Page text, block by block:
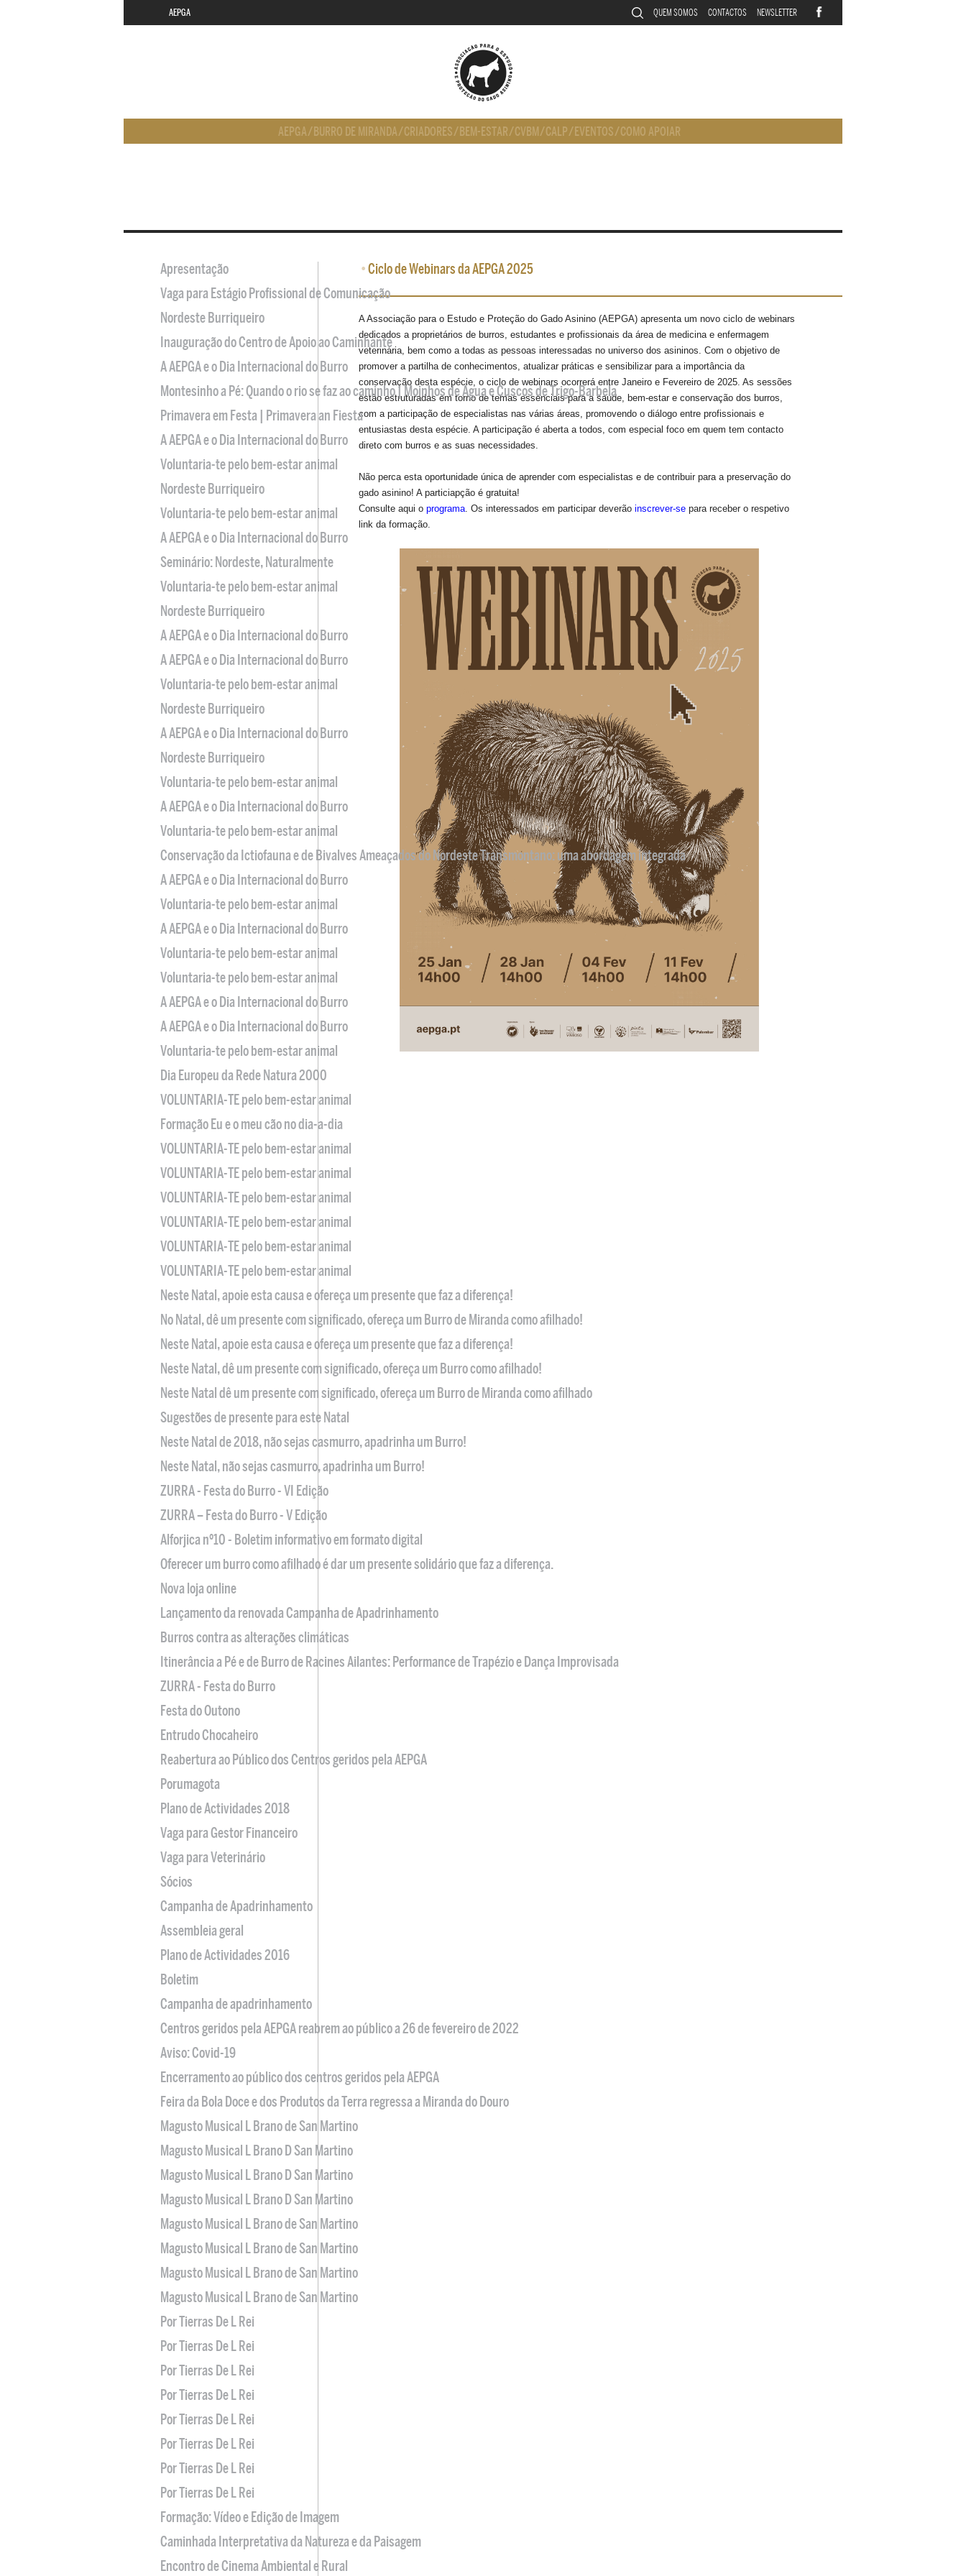
AEPGA QUEM SOMOS CONTACTOS NEWSLETTER
AEPGA/ BURRO DE MIRANDA/CRIADORES/ BEM-ESTAR/CVBM/CALP/ EVENTOS/COMO APOIAR
•Ciclo de Webinars da AEPGA 2025
A Associação para o Estudo e Proteção do Gado Asinino (AEPGA) apresenta um novo ciclo de webinars
dedicados a proprietários de burros, estudantes e profissionais da área de medicina e enfermagem
veterinária, bem como a todas as pessoas interessadas no universo dos asininos. Com o objetivo de
promover a partilha de conhecimentos, atualizar práticas e sensibilizar para a importância da
conservação desta espécie, o ciclo de webinars ocorrerá entre Janeiro e Fevereiro de 2025. As sessões
estão estruturadas em torno de temas essenciais para a saúde, bem-estar e conservação dos burros,
com a participação de especialistas nas várias áreas, promovendo o diálogo entre profissionais e
entusiastas desta espécie. A participação é aberta a todos, com especial foco em quem tem contacto
direto com burros e as suas necessidades.
Não perca esta oportunidade única de aprender com especialistas e de contribuir para a preservação do
gado asinino! A particiapção é gratuita!
Consulte aqui o programa. Os interessados em participar deverão inscrever-se para receber o respetivo
link da formação.
Apresentação
Vaga para Estágio Profissional de Comunicação
Nordeste Burriqueiro
Inauguração do Centro de Apoio ao Caminhante
A AEPGA e o Dia Internacional do Burro
Montesinho a Pé: Quando o rio se faz ao caminho | Moinhos de Água e Cuscos de Trigo-Barbela
Primavera em Festa | Primavera an Fiesta
A AEPGA e o Dia Internacional do Burro
Voluntaria-te pelo bem-estar animal
Nordeste Burriqueiro
Voluntaria-te pelo bem-estar animal
A AEPGA e o Dia Internacional do Burro
Seminário: Nordeste, Naturalmente
Voluntaria-te pelo bem-estar animal
Nordeste Burriqueiro
A AEPGA e o Dia Internacional do Burro
A AEPGA e o Dia Internacional do Burro
Voluntaria-te pelo bem-estar animal
Nordeste Burriqueiro
A AEPGA e o Dia Internacional do Burro
Nordeste Burriqueiro
Voluntaria-te pelo bem-estar animal
A AEPGA e o Dia Internacional do Burro
Voluntaria-te pelo bem-estar animal
Conservação da Ictiofauna e de Bivalves Ameaçados do Nordeste Transmontano: uma abordagem integrada
A AEPGA e o Dia Internacional do Burro
Voluntaria-te pelo bem-estar animal
A AEPGA e o Dia Internacional do Burro
Voluntaria-te pelo bem-estar animal
Voluntaria-te pelo bem-estar animal
A AEPGA e o Dia Internacional do Burro
A AEPGA e o Dia Internacional do Burro
Voluntaria-te pelo bem-estar animal
Dia Europeu da Rede Natura 2000
VOLUNTARIA-TE pelo bem-estar animal
Formação Eu e o meu cão no dia-a-dia
VOLUNTARIA-TE pelo bem-estar animal
VOLUNTARIA-TE pelo bem-estar animal
VOLUNTARIA-TE pelo bem-estar animal
VOLUNTARIA-TE pelo bem-estar animal
VOLUNTARIA-TE pelo bem-estar animal
VOLUNTARIA-TE pelo bem-estar animal
Neste Natal, apoie esta causa e ofereça um presente que faz a diferença!
No Natal, dê um presente com significado, ofereça um Burro de Miranda como afilhado!
Neste Natal, apoie esta causa e ofereça um presente que faz a diferença!
Neste Natal, dê um presente com significado, ofereça um Burro como afilhado!
Neste Natal dê um presente com significado, ofereça um Burro de Miranda como afilhado
Sugestões de presente para este Natal
Neste Natal de 2018, não sejas casmurro, apadrinha um Burro!
Neste Natal, não sejas casmurro, apadrinha um Burro!
ZURRA - Festa do Burro - VI Edição
ZURRA – Festa do Burro - V Edição
Alforjica nº10 - Boletim informativo em formato digital
Oferecer um burro como afilhado é dar um presente solidário que faz a diferença.
Nova loja online
Lançamento da renovada Campanha de Apadrinhamento
Burros contra as alterações climáticas
Itinerância a Pé e de Burro de Racines Ailantes: Performance de Trapézio e Dança Improvisada
ZURRA - Festa do Burro
Festa do Outono
Entrudo Chocaheiro
Reabertura ao Público dos Centros geridos pela AEPGA
Porumagota
Plano de Actividades 2018
Vaga para Gestor Financeiro
Vaga para Veterinário
Sócios
Campanha de Apadrinhamento
Assembleia geral
Plano de Actividades 2016
Boletim
Campanha de apadrinhamento
Centros geridos pela AEPGA reabrem ao público a 26 de fevereiro de 2022
Aviso: Covid-19
Encerramento ao público dos centros geridos pela AEPGA
Feira da Bola Doce e dos Produtos da Terra regressa a Miranda do Douro
Magusto Musical L Brano de San Martino
Magusto Musical L Brano D San Martino
Magusto Musical L Brano D San Martino
Magusto Musical L Brano D San Martino
Magusto Musical L Brano de San Martino
Magusto Musical L Brano de San Martino
Magusto Musical L Brano de San Martino
Magusto Musical L Brano de San Martino
Por Tierras De L Rei
Por Tierras De L Rei
Por Tierras De L Rei
Por Tierras De L Rei
Por Tierras De L Rei
Por Tierras De L Rei
Por Tierras De L Rei
Por Tierras De L Rei
Formação: Vídeo e Edição de Imagem
Caminhada Interpretativa da Natureza e da Paisagem
Encontro de Cinema Ambiental e Rural